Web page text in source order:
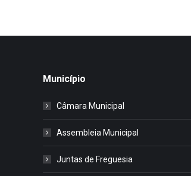
Município
Câmara Municipal
Assembleia Municipal
Juntas de Freguesia